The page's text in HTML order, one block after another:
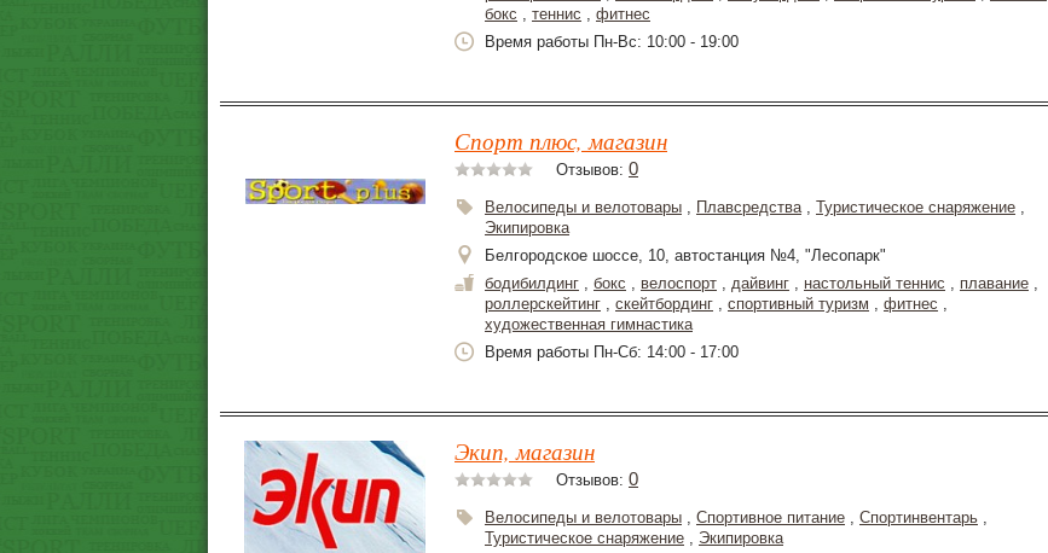
бокс , теннис , фитнес
Время работы Пн-Вс: 10:00 - 19:00
Спорт плюс, магазин
Отзывов: 0
Велосипеды и велотовары , Плавсредства, Туристическое снаряжение ,
Экипировка
Белгородское шоссе, 10, автостанция №4, "Лесопарк"
бодибилдинг , бокс , велоспорт , дайвинг , настольный теннис , плавание ,
роллерскейтинг , скейтбординг , спортивный туризм , фитнес ,
художественная гимнастика
Время работы Пн-Сб: 14:00 - 17:00
Экип, магазин
Отзывов: 0
Велосипеды и велотовары , Спортивное питание , Спортинвентарь ,
Туристическое снаряжение , Экипировка